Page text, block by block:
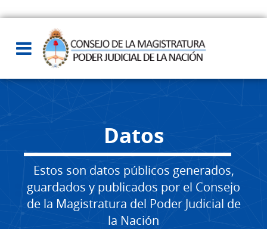
Datos
Estos son datos públicos generados,
guardados y publicados por el Consejo
de la Magistratura del Poder Judicial de
la Nación